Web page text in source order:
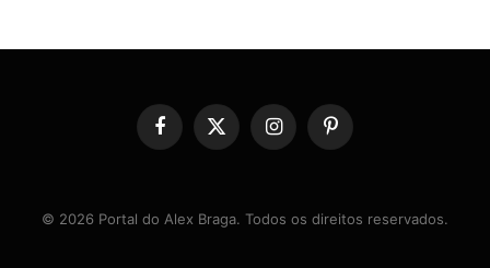
Facebook
X
InstagramPinterest
© 2026 Portal do Alex Braga. Todos os direitos reservados.